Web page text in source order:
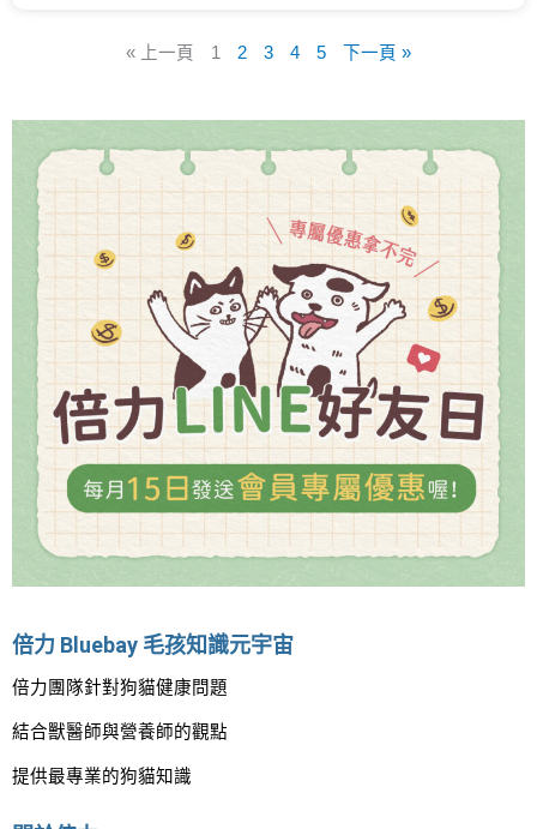
« 上一頁 1 2 3 4 5 下一頁 »
倍力 Bluebay 毛孩知識元宇宙
倍力團隊針對狗貓健康問題
結合獸醫師與營養師的觀點
提供最專業的狗貓知識